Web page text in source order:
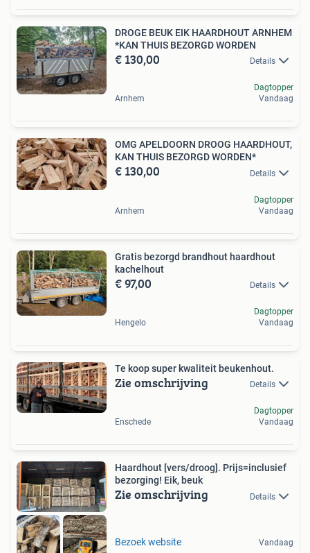
DROGE BEUK EIK HAARDHOUT ARNHEM
*KAN THUIS BEZORGD WORDEN
€ 130,00 Details
Arnhem
Dagtopper
Vandaag
OMG APELDOORN DROOG HAARDHOUT,
KAN THUIS BEZORGD WORDEN*
€ 130,00 Details
Arnhem
Dagtopper
Vandaag
Gratis bezorgd brandhout haardhout
kachelhout
€ 97,00 Details
Hengelo
Dagtopper
Vandaag
Te koop super kwaliteit beukenhout.
Zie omschrijving Details
Enschede
Dagtopper
Vandaag
Haardhout [vers/droog]. Prijs=inclusief
bezorging! Eik, beuk
Zie omschrijving Details
Bezoek website Vandaag